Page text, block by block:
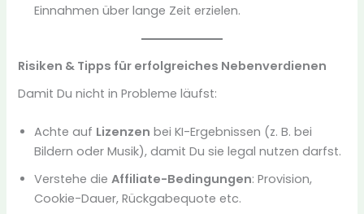
Einnahmen über lange Zeit erzielen.
Risiken & Tipps für erfolgreiches Nebenverdienen
Damit Du nicht in Probleme läufst:
Achte auf Lizenzen bei KI-Ergebnissen (z. B. bei
Bildern oder Musik), damit Du sie legal nutzen darfst.
Verstehe dieAffiliate-Bedingungen: Provision,
Cookie-Dauer, Rückgabequote etc.